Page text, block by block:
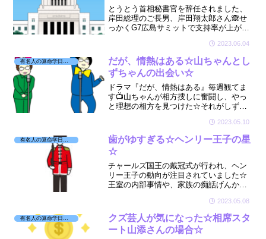
とうとう首相秘書官を辞任されました、
岸田総理のご長男、岸田翔太郎さん🙈せ
っかくG7広島サミットで支持率が上がっ
に、、、💣そんな岸田翔太郎さんが気に
なり、星を見させていただきました☆
2023.06.04
だが、情熱はある☆山ちゃんとし
ずちゃんの出会い☆
ドラマ『だが、情熱はある』毎週観てま
す📺山ちゃんが相方捜しに奮闘し、やっ
と理想の相方を見つけた☆それがしずち
必死に射止めたしずちゃんとは一体どん
な相性なのかな？
2023.05.10
歯がゆすぎる☆ヘンリー王子の星
☆
チャールズ国王の戴冠式が行われ、ヘン
リー王子の動向が注目されていました☆
王室の内部事情や、家族の痴話げんかを
よ～」と言う、そんなヘンリー王子とメ
ーガン妃の星をちょっとだけ見てみまし
た☆
2023.05.08
有名人の算命学日記☆
クズ芸人が気になった☆相席スタ
ート山添さんの場合☆